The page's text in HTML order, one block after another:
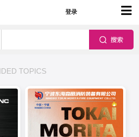
登录
TOPICS